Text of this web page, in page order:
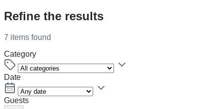
Refine the results
7 items found
Category
Date
Guests